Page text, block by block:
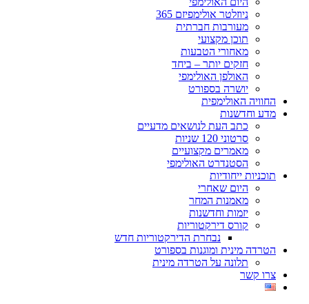
ניוזלטר אולימפיזם 365
מעורבות חברתית
תוכן מקצועי
מאחורי הטבעות
חזקים יותר – ביחד
האולפן האולימפי
יושרה בספורט
החוויה האולימפית
מדע וחדשנות
כתב העת לנושאים מדעיים
סרטוני 120 שניות
מאמרים מקצועיים
הסטנדרט האולימפי
תוכניות ייחודיות
היום שאחרי
מאמנות המחר
יזמות וחדשנות
קורס דירקטוריות
נבחרת הדירקטוריות חדש
הטרדה מינית ומוגנות בספורט
תלונה על הטרדה מינית
צרו קשר